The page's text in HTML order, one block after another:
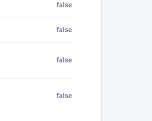
false
false
false
false